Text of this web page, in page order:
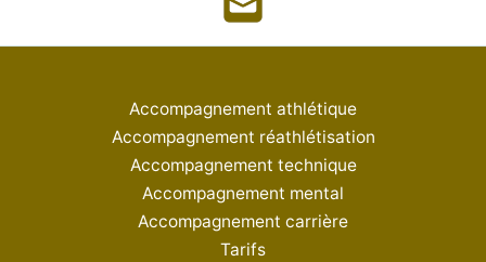
Accompagnement athlétique
Accompagnement réathlétisation
Accompagnement technique
Accompagnement mental
Accompagnement carrière
Tarifs